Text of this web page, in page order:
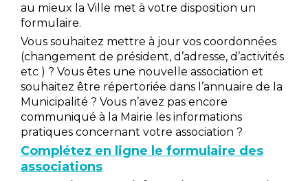
au mieux la Ville met à votre disposition un
formulaire.
Vous souhaitez mettre à jour vos coordonnées
(changement de président, d’adresse, d’activités
etc ) ? Vous êtes une nouvelle association et
souhaitez être répertoriée dans l’annuaire de la
Municipalité ? Vous n’avez pas encore
communiqué à la Mairie les informations
pratiques concernant votre association ?
Complétez en ligne le formulaire des
associations